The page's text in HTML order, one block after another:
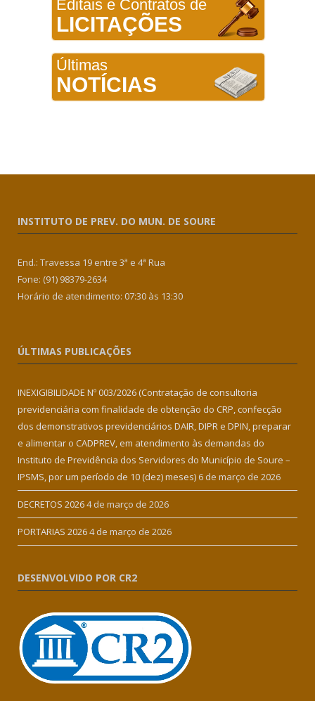
Editais e Contratos de
LICITAÇÕES
Últimas
NOTÍCIAS
INSTITUTO DE PREV. DO MUN. DE SOURE
End.: Travessa 19 entre 3ª e 4ª Rua
Fone: (91) 98379-2634
Horário de atendimento: 07:30 às 13:30
ÚLTIMAS PUBLICAÇÕES
INEXIGIBILIDADE Nº 003/2026 (Contratação de consultoria
previdenciária com finalidade de obtenção do CRP, confecção
dos demonstrativos previdenciários DAIR, DIPR e DPIN, preparar
e alimentar o CADPREV, em atendimento às demandas do
Instituto de Previdência dos Servidores do Município de Soure –
IPSMS, por um período de 10 (dez) meses) 6 de março de 2026
DECRETOS 20264 de março de 2026
PORTARIAS 20264 de março de 2026
DESENVOLVIDO POR CR2